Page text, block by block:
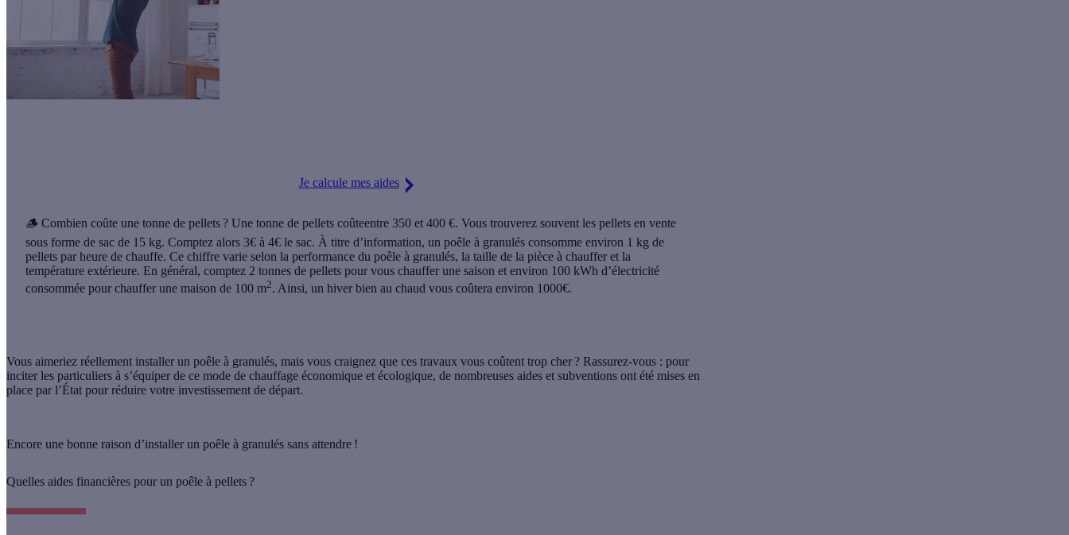
Je calcule mes aides
🪵 Combien coûte une tonne de pellets ? Une tonne de pellets coûteentre 350 et 400 €. Vous trouverez souvent les pellets en vente
sous forme de sac de 15 kg. Comptez alors 3€ à 4€ le sac. À titre d’information, un poêle à granulés consomme environ 1 kg de
pellets par heure de chauffe. Ce chiffre varie selon la performance du poêle à granulés, la taille de la pièce à chauffer et la
température extérieure. En général, comptez 2 tonnes de pellets pour vous chauffer une saison et environ 100 kWh d’électricité
consommée pour chauffer une maison de 100 m2. Ainsi, un hiver bien au chaud vous coûtera environ 1000€.
Vous aimeriez réellement installer un poêle à granulés, mais vous craignez que ces travaux vous coûtent trop cher ? Rassurez-vous : pour
inciter les particuliers à s’équiper de ce mode de chauffage économique et écologique, de nombreuses aides et subventions ont été mises en
place par l’État pour réduire votre investissement de départ.
Encore une bonne raison d’installer un poêle à granulés sans attendre !
Quelles aides financières pour un poêle à pellets ?